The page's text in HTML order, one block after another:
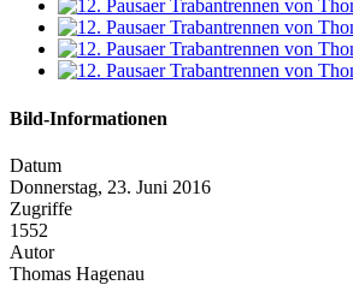
Bild-Informationen
Datum
Donnerstag, 23. Juni 2016
Zugriffe
1552
Autor
Thomas Hagenau